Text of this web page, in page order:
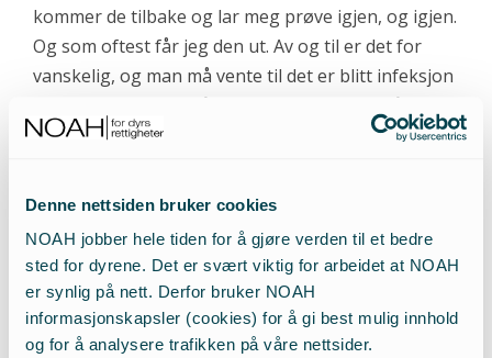
Denne nettsiden bruker cookies
NOAH jobber hele tiden for å gjøre verden til et bedre
sted for dyrene. Det er svært viktig for arbeidet at NOAH
er synlig på nett. Derfor bruker NOAH
informasjonskapsler (cookies) for å gi best mulig innhold
og for å analysere trafikken på våre nettsider.
kommer de tilbake og lar meg prøve igjen, og igjen.
Og som oftest får jeg den ut. Av og til er det for
vanskelig, og man må vente til det er blitt infeksjon
som gjør det lettere å fjerne kroken. Man må
kjenne dem og føle seg frem at det er greit for dem.
måte som jeg hjelper hundene mine om de skader
«Vi kan hjelpe haier ved å slutte å
spise fisk – fiskeriene er en stor fare